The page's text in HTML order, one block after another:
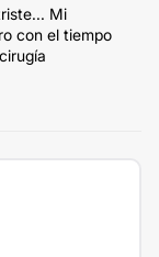
Mi
con el tiempo